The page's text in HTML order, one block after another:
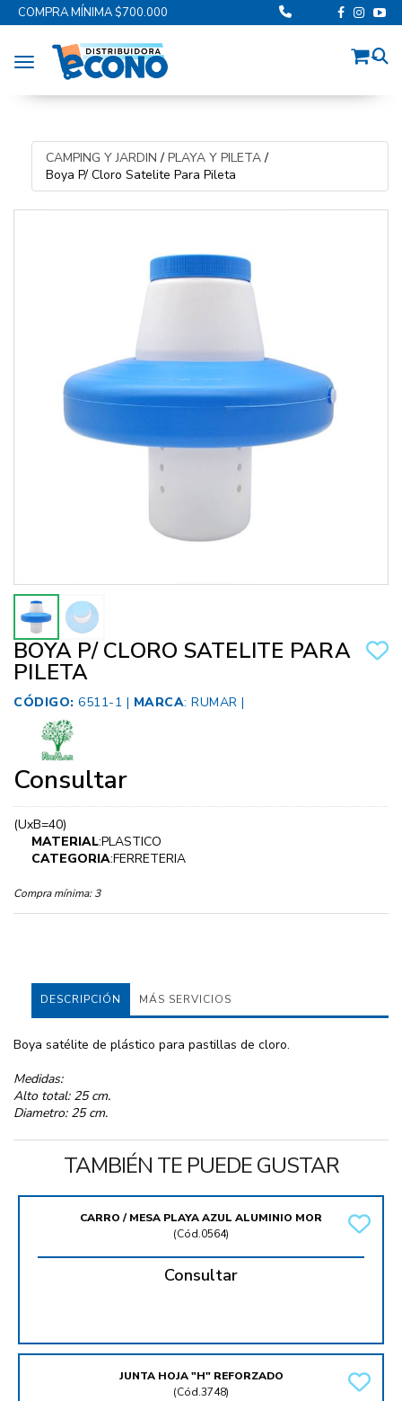
COMPRA MÍNIMA $700.000
Toggle navigation
CAMPING Y JARDIN / PLAYA Y PILETA /
Boya P/ Cloro Satelite Para Pileta
BOYA P/ CLORO SATELITE PARA
PILETA
CÓDIGO: 6511-1 | MARCA: RUMAR |
Consultar
(UxB=40)
MATERIAL:PLASTICO
CATEGORIA:FERRETERIA
Compra mínima: 3
DESCRIPCIÓN MÁS SERVICIOS
Boya satélite de plástico para pastillas de cloro.
Medidas:
Alto total: 25 cm.
Diametro: 25 cm.
TAMBIÉN TE PUEDE GUSTAR
CARRO / MESA PLAYA AZUL ALUMINIO MOR
(Cód.0564)
Consultar
JUNTA HOJA "H" REFORZADO
(Cód.3748)